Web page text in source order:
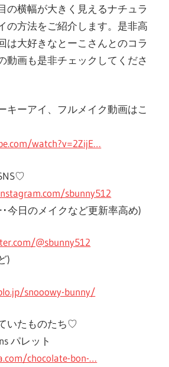
の横幅が大きく見えるナチュラ
の方法をご紹介します。是非高
は大好きなとーこさんとのコラ
動画も是非チェックしてくださ
キーアイ、フルメイク動画はこ
watch?v=2ZijE…
sbunny512
今日のメイクなど更新率高め)
@sbunny512
)
snooowy-bunny/
いたものたち♡
パレット
chocolate-bon-…